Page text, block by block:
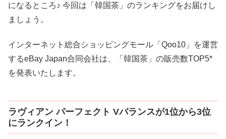
になるところ♪ 今回は「韓国茶」のランキングをお届けし
ましょう。
インターネット総合ショッピングモール「Qoo10」を運営
するeBay Japan合同会社は、「韓国茶」の販売数TOP5*
を発表いたします。
ラヴィアン パーフェクト Vバランスが1位から3位
にランクイン！